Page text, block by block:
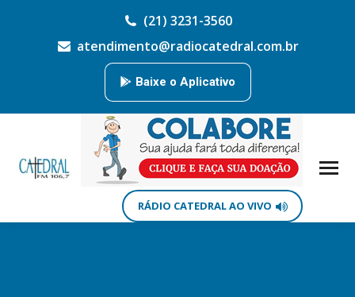
(21) 3231-3560
atendimento@radiocatedral.com.br
Baixe o Aplicativo
RÁDIO CATEDRAL AO VIVO